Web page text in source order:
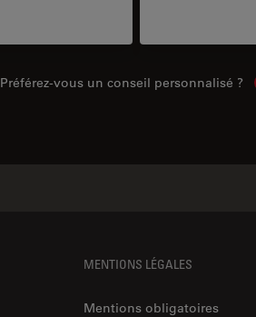
Préférez-vous un conseil personnalisé ?
MENTIONS LÉGALES
Mentions obligatoires